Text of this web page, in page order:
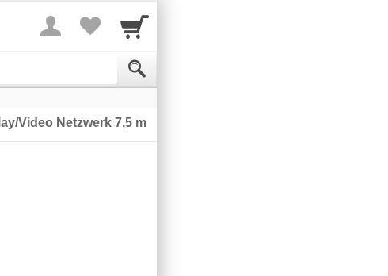
Video Netzwerk 7,5 m